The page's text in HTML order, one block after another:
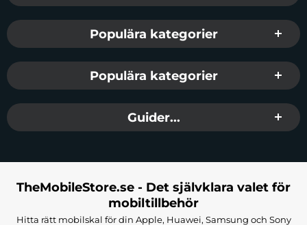
Populära kategorier
Populära kategorier
Guider...
TheMobileStore.se - Det självklara valet för
mobiltillbehör
Hitta rätt mobilskal för din Apple, Huawei, Samsung och Sony